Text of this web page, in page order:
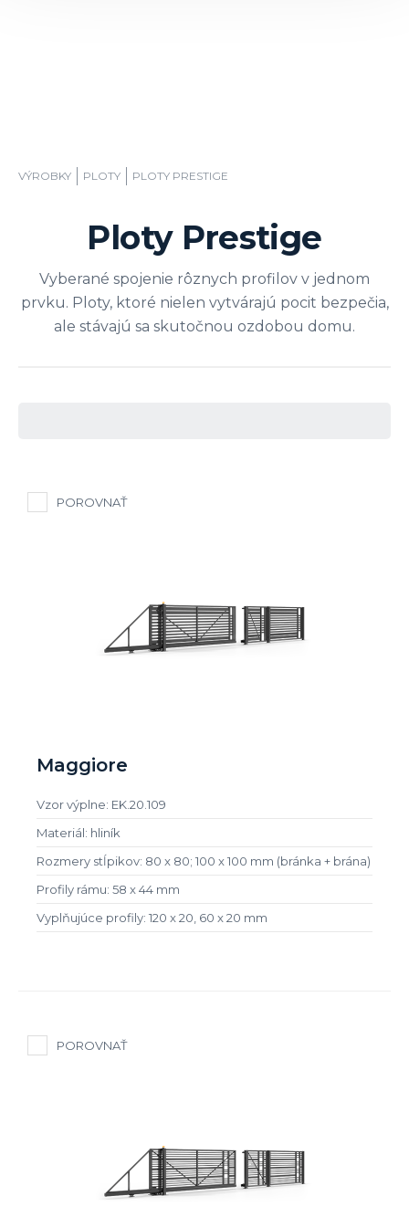
VÝROBKY PLOTY PLOTY PRESTIGE
Ploty Prestige
Vyberané spojenie rôznych profilov v jednom
prvku. Ploty, ktoré nielen vytvárajú pocit bezpečia,
ale stávajú sa skutočnou ozdobou domu.
POROVNAŤ
Maggiore
Vzor výplne: EK.20.109
Materiál: hliník
Rozmery stĺpikov: 80 x 80; 100 x 100 mm (bránka + brána)
Profily rámu: 58 x 44 mm
Vyplňujúce profily: 120 x 20, 60 x 20 mm
POROVNAŤ